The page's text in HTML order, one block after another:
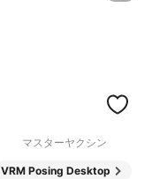
マスターヤクシン
VRM Posing Desktop